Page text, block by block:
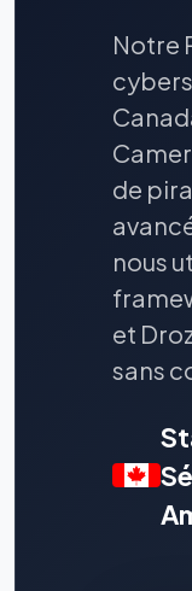
Notre
de
nous
et
sans